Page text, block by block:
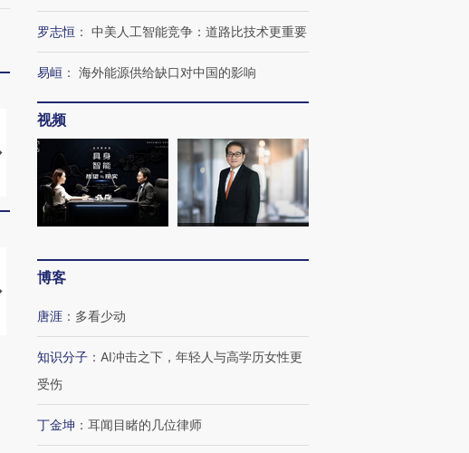
马航飞行员跨国走私7万
粒摇头丸 尿检体内含3种
视线｜被称为“蟑螂”的印
度Z世代 用街头抗争将教
育部长拱下台
视线｜“入侵”还是“人道危
机”？难民潮撕裂西班牙
飞地休达
【推广】走进第四届链博
会，让数智科技“链”接产
罗志恒 ： 中美人工智能竞争：道路比技术更重要
易峘 ： 海外能源供给缺口对中国的影响
视频
博客
唐涯 ： 多看少动
知识分子 ： AI冲击之下，年轻人与高学历女性更
受伤
丁金坤 ： 耳闻目睹的几位律师